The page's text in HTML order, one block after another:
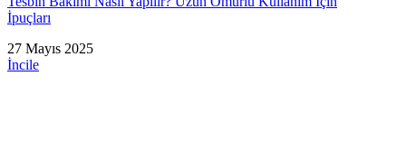
İpuçları
27 Mayıs 2025
İncile